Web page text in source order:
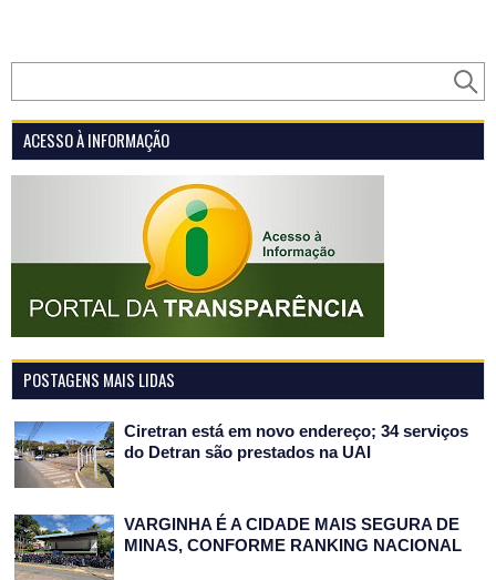
ACESSO À INFORMAÇÃO
POSTAGENS MAIS LIDAS
Ciretran está em novo endereço; 34 serviços
do Detran são prestados na UAI
VARGINHA É A CIDADE MAIS SEGURA DE
MINAS, CONFORME RANKING NACIONAL